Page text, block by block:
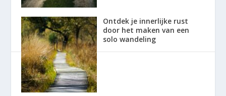
Ontdek je innerlijke rust
door het maken van een
solo wandeling